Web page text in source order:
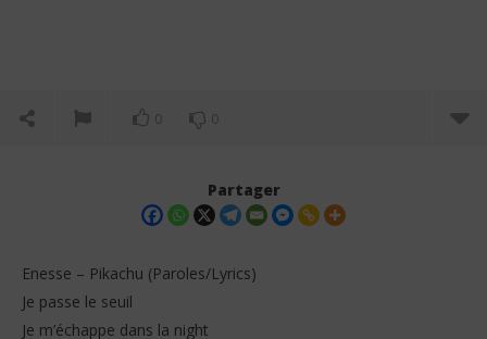
0 0
Partager
Enesse – Pikachu (Paroles/Lyrics)
Je passe le seuil
Je m’échappe dans la night